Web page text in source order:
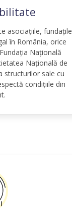
asociațiile, fundațile
în România, orice
Națională
Națională de
structurilor sale cu
condițiile din